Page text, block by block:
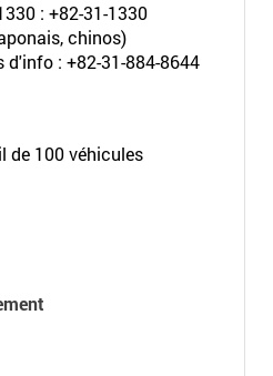
: +82-31-1330
chinos)
d'info : +82-31-884-8644
de 100 véhicules